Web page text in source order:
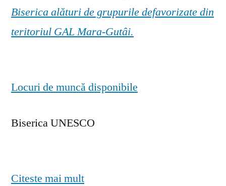
Biserica alături de grupurile defavorizate din
teritoriul GAL Mara-Gutâi.
Locuri de muncă disponibile
Biserica UNESCO
Citeste mai mult